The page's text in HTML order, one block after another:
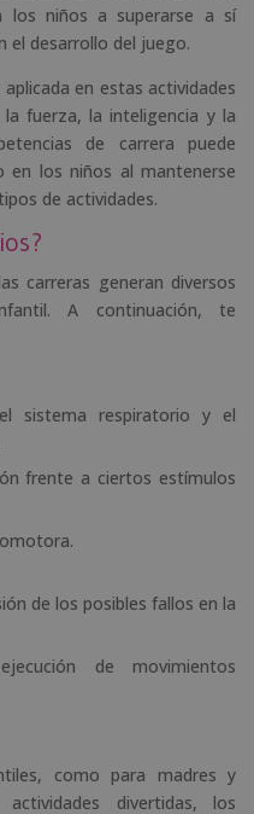
los niños a superarse a sí
el desarrollo del juego.
en estas actividades
fuerza, la inteligencia y la
de carrera puede
en los niños al mantenerse
de actividades.
carreras generan diversos
A continuación, te
sistema respiratorio y el
frente a ciertos estímulos
de los posibles fallos en la
de movimientos
como para madres y
divertidas, los